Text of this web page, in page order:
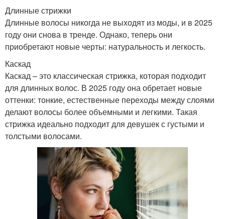
Длинные стрижки
Длинные волосы никогда не выходят из моды, и в 2025
году они снова в тренде. Однако, теперь они
приобретают новые черты: натуральность и легкость.
Каскад
Каскад – это классическая стрижка, которая подходит
для длинных волос. В 2025 году она обретает новые
оттенки: тонкие, естественные переходы между слоями
делают волосы более объемными и легкими. Такая
стрижка идеально подходит для девушек с густыми и
толстыми волосами.